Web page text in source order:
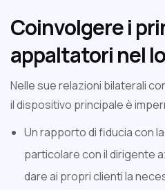
Coinvolgere i
appaltatori nel
Nelle sue relazioni bilaterali
il dispositivo principale è
Un rapporto di fiducia con
particolare con il dirigente
dare ai propri clienti la